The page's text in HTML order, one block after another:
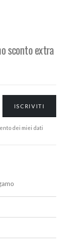
sconto extra
dei miei dati